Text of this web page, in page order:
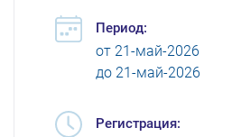
Период:
от 21-май-2026
до 21-май-2026
Регистрация: